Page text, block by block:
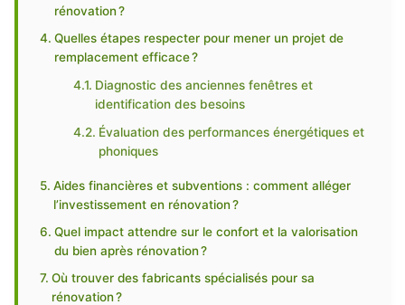
rénovation ?
Quelles étapes respecter pour mener un projet de
remplacement efficace ?
Diagnostic des anciennes fenêtres et
identification des besoins
Évaluation des performances énergétiques et
phoniques
Aides financières et subventions : comment alléger
l’investissement en rénovation ?
Quel impact attendre sur le confort et la valorisation
du bien après rénovation ?
Où trouver des fabricants spécialisés pour sa
rénovation ?